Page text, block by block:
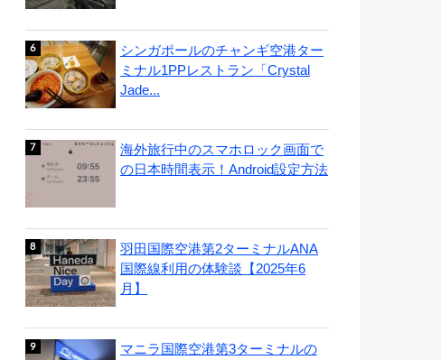
シンガポールのチャンギ空港ター
ミナル1PPレストラン「Crystal
Jade...
海外旅行中のスマホロック画面で
の日本時間表示！Android設定方法
羽田国際空港第2ターミナルANA
国際線利用の体験談【2025年6
月】
マニラ国際空港第3ターミナルの